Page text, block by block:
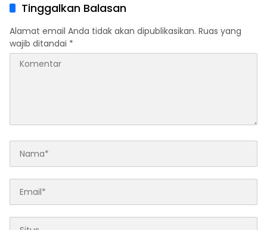
Tinggalkan Balasan
Alamat email Anda tidak akan dipublikasikan. Ruas yang
wajib ditandai *